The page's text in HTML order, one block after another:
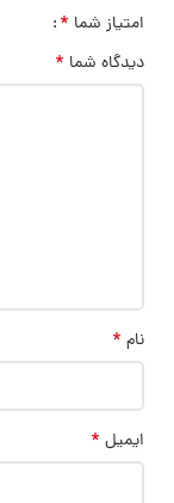
امتیاز شما *
دیدگاه شما *
نام *
ایمیل *